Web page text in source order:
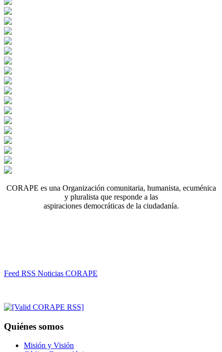
CORAPE es una Organización comunitaria, humanista, ecuménica
y pluralista que responde a las
aspiraciones democráticas de la ciudadanía.
Feed RSS Noticias CORAPE
Quiénes somos
Misión y Visión